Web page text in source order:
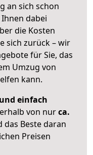
an sich schon
dabei
die Kosten
sich zurück – wir
für Sie, das
Umzug von
kann.
einfach
von nurca.
das Beste daran
Preisen